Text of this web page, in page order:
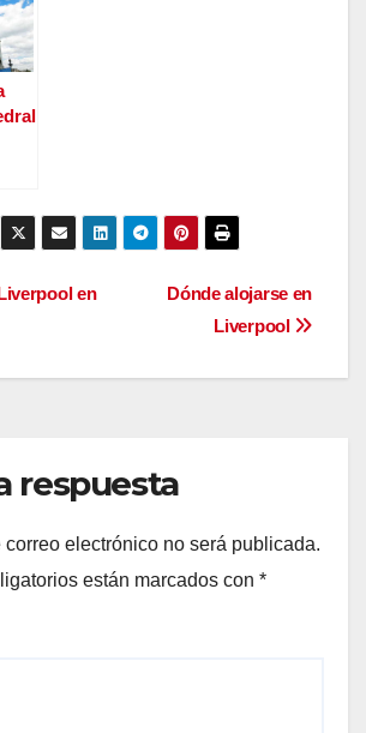
Dónde alojarse en
Liverpool
en
respuesta
electrónico no será publicada.
están marcados con *